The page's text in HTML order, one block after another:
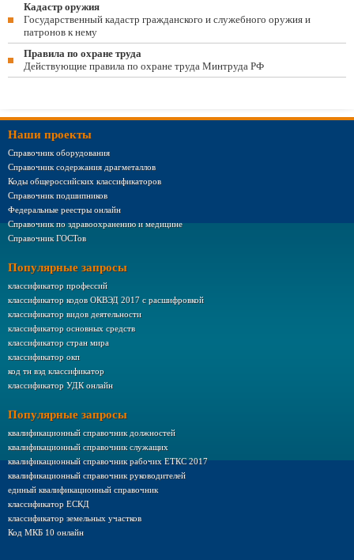
Кадастр оружия
Государственный кадастр гражданского и служебного оружия и
патронов к нему
Правила по охране труда
Действующие правила по охране труда Минтруда РФ
Наши проекты
Справочник оборудования
Справочник содержания драгметаллов
Коды общероссийских классификаторов
Справочник подшипников
Федеральные реестры онлайн
Справочник по здравоохранению и медицине
Справочник ГОСТов
Популярные запросы
классификатор профессий
классификатор кодов ОКВЭД 2017 с расшифровкой
классификатор видов деятельности
классификатор основных средств
классификатор стран мира
классификатор окп
код тн вэд классификатор
классификатор УДК онлайн
Популярные запросы
квалификационный справочник должностей
квалификационный справочник служащих
квалификационный справочник рабочих ЕТКС 2017
квалификационный справочник руководителей
единый квалификационный справочник
классификатор ЕСКД
классификатор земельных участков
Код МКБ 10 онлайн